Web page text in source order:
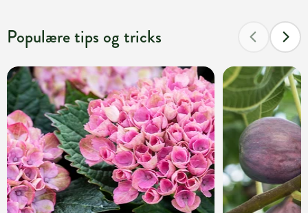
Populære tips og tricks